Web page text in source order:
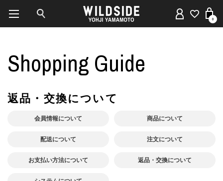
0
Shopping Guide
返品・交換について
会員情報について 商品について
配送について 注文について
お支払い方法について 返品・交換について